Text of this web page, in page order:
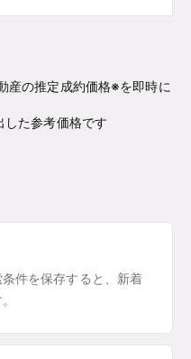
産の推定成約価格※を即時に
た参考価格です
件を保存すると、新着